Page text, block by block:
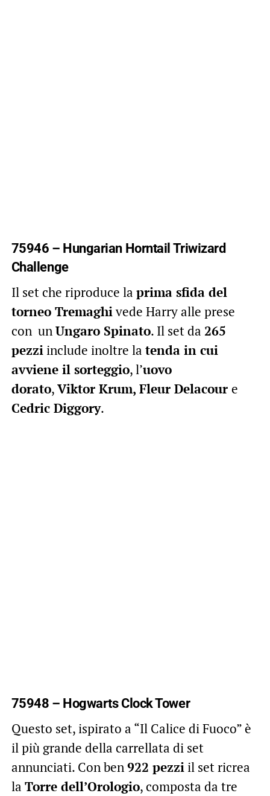
75946 – Hungarian Horntail Triwizard
Challenge
Il set che riproduce la prima sfida del
torneo Tremaghivede Harry alle prese
con unUngaro Spinato. Il set da 265
pezziinclude inoltre la tenda in cui
avviene il sorteggio, l’uovo
dorato,Viktor Krum, Fleur Delacour e
Cedric Diggory.
75948 – Hogwarts Clock Tower
Questo set, ispirato a “Il Calice di Fuoco” è
il più grande della carrellata di set
annunciati. Con ben922 pezziil set ricrea
la Torre dell’Orologio, composta da tre